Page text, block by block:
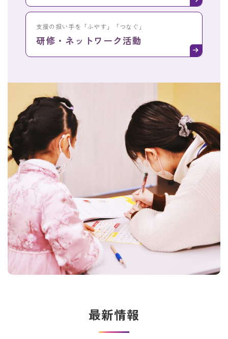
支援の担い手を 「ふやす」 「つなぐ」
研修・ネットワーク活動
最新情報